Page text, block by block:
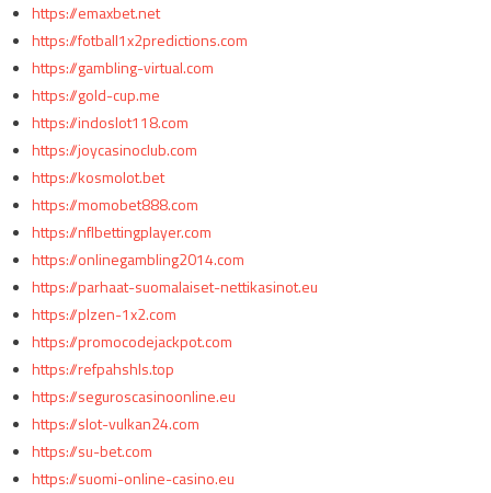
https://emaxbet.net
https://fotball1x2predictions.com
https://gambling-virtual.com
https://gold-cup.me
https://indoslot118.com
https://joycasinoclub.com
https://kosmolot.bet
https://momobet888.com
https://nflbettingplayer.com
https://onlinegambling2014.com
https://parhaat-suomalaiset-nettikasinot.eu
https://plzen-1x2.com
https://promocodejackpot.com
https://refpahshls.top
https://seguroscasinoonline.eu
https://slot-vulkan24.com
https://su-bet.com
https://suomi-online-casino.eu